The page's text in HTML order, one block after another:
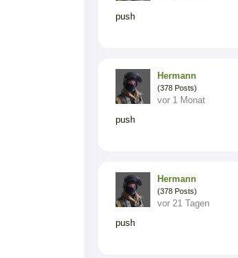
push
Hermann
(378 Posts)
vor 1 Monat
push
Hermann
(378 Posts)
vor 21 Tagen
push